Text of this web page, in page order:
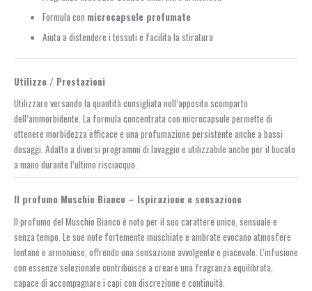
Formula con microcapsule profumate
Aiuta a distendere i tessuti e facilita la stiratura
Utilizzo / Prestazioni
Utilizzare versando la quantità consigliata nell’apposito scomparto
dell’ammorbidente. La formula concentrata con microcapsule permette di
ottenere morbidezza efficace e una profumazione persistente anche a bassi
dosaggi. Adatto a diversi programmi di lavaggio e utilizzabile anche per il bucato
a mano durante l’ultimo risciacquo.
Il profumo Muschio Bianco – Ispirazione e sensazione
Il profumo del Muschio Bianco è noto per il suo carattere unico, sensuale e
senza tempo. Le sue note fortemente muschiate e ambrate evocano atmosfere
lontane e armoniose, offrendo una sensazione avvolgente e piacevole. L’infusione
con essenze selezionate contribuisce a creare una fragranza equilibrata,
capace di accompagnare i capi con discrezione e continuità.